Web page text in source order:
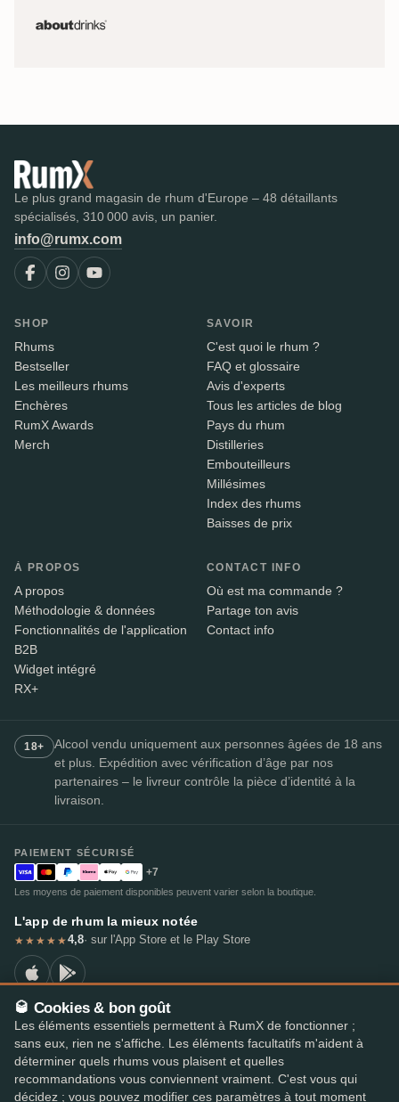
Le plus grand magasin de rhum d'Europe – 48 détaillants
spécialisés, 310 000 avis, un panier.
info@rumx.com
SHOP
Rhums
Bestseller
Les meilleurs rhums
Enchères
RumX Awards
Merch
SAVOIR
C'est quoi le rhum ?
FAQ et glossaire
Avis d'experts
Tous les articles de blog
Pays du rhum
Distilleries
Embouteilleurs
Millésimes
Index des rhums
Baisses de prix
À PROPOS
A propos
Méthodologie & données
Fonctionnalités de l'application
B2B
Widget intégré
RX+
CONTACT INFO
Où est ma commande ?
Partage ton avis
Contact info
18+
Alcool vendu uniquement aux personnes âgées de 18 ans
et plus. Expédition avec vérification d’âge par nos
partenaires – le livreur contrôle la pièce d’identité à la
livraison.
PAIEMENT SÉCURISÉ
+7
Les moyens de paiement disponibles peuvent varier selon la boutique.
L'app de rhum la mieux notée
★★★★★4,8· sur l'App Store et le Play Store
RumX® est une marque de l'Union européenne enregistrée (EUTM n° 018407164).
Mentions légales Politique de confidentialité
Préférences en matière de cookiesConditions générales
🥃 Cookies & bon goût
Les éléments essentiels permettent à RumX de fonctionner ;
sans eux, rien ne s'affiche. Les éléments facultatifs m'aident à
déterminer quels rhums vous plaisent et quelles
recommandations vous conviennent vraiment. C'est vous qui
décidez ; vous pouvez modifier ces paramètres à tout moment